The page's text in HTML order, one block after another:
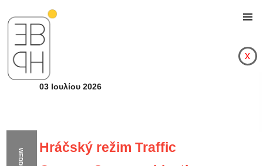
x
03 Ιουλίου 2026
Hráčský režim Traffic